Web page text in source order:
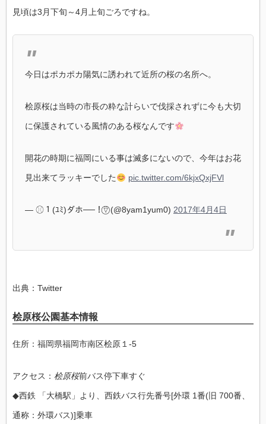
見頃は3月下旬～4月上旬ごろですね。
今日はポカポカ陽気に誘われて近所の桜の名所へ。
桧原桜は当時の市長の粋な計らいで伐採されずに今も大切
に保護されている風情のある桜なんです
開花の時期に福岡にいる事は滅多にないので、今年はお花
見出来てラッキーでした pic.twitter.com/6kjxQxjFVl
— ⚾︎１(ﾕﾐ)ダホ──！⍢⃝ (@8yam1yum0) 2017年4月4日
出典：Twitter
桧原桜公園基本情報
住所：福岡県福岡市南区桧原１-5
アクセス： 桧原桜前バス停下車すぐ
◆西鉄 「大橋駅」より、西鉄バス行先番号[外環 1番(旧 700番、
通称：外環バス)]乗車